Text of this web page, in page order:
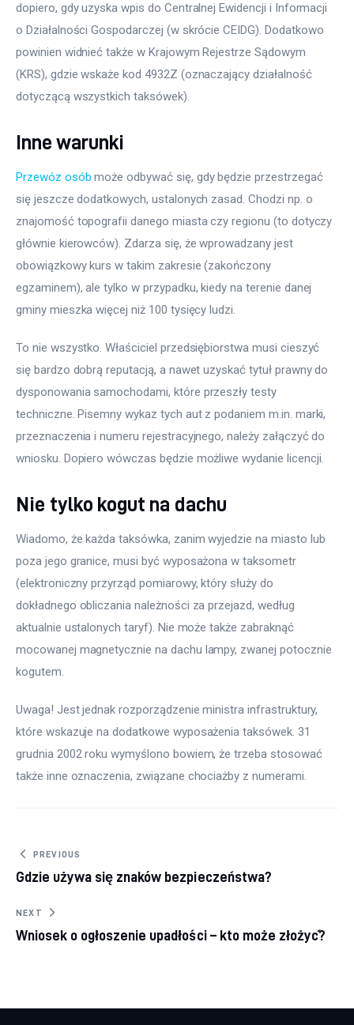
dopiero, gdy uzyska wpis do Centralnej Ewidencji i Informacji
o Działalności Gospodarczej (w skrócie CEIDG). Dodatkowo
powinien widnieć także w Krajowym Rejestrze Sądowym
(KRS), gdzie wskaże kod 4932Z (oznaczający działalność
dotyczącą wszystkich taksówek).
Inne warunki
Przewóz osób może odbywać się, gdy będzie przestrzegać
się jeszcze dodatkowych, ustalonych zasad. Chodzi np. o
znajomość topografii danego miasta czy regionu (to dotyczy
głównie kierowców). Zdarza się, że wprowadzany jest
obowiązkowy kurs w takim zakresie (zakończony
egzaminem), ale tylko w przypadku, kiedy na terenie danej
gminy mieszka więcej niż 100 tysięcy ludzi.
To nie wszystko. Właściciel przedsiębiorstwa musi cieszyć
się bardzo dobrą reputacją, a nawet uzyskać tytuł prawny do
dysponowania samochodami, które przeszły testy
techniczne. Pisemny wykaz tych aut z podaniem m.in. marki,
przeznaczenia i numeru rejestracyjnego, należy załączyć do
wniosku. Dopiero wówczas będzie możliwe wydanie licencji.
Nie tylko kogut na dachu
Wiadomo, że każda taksówka, zanim wyjedzie na miasto lub
poza jego granice, musi być wyposażona w taksometr
(elektroniczny przyrząd pomiarowy, który służy do
dokładnego obliczania należności za przejazd, według
aktualnie ustalonych taryf). Nie może także zabraknąć
mocowanej magnetycznie na dachu lampy, zwanej potocznie
kogutem.
Uwaga! Jest jednak rozporządzenie ministra infrastruktury,
które wskazuje na dodatkowe wyposażenia taksówek. 31
grudnia 2002 roku wymyślono bowiem, że trzeba stosować
także inne oznaczenia, związane chociażby z numerami.
Nawigacja wpisu
PREVIOUS
Gdzie używa się znaków bezpieczeństwa?
NEXT
Wniosek o ogłoszenie upadłości – kto może złożyć?